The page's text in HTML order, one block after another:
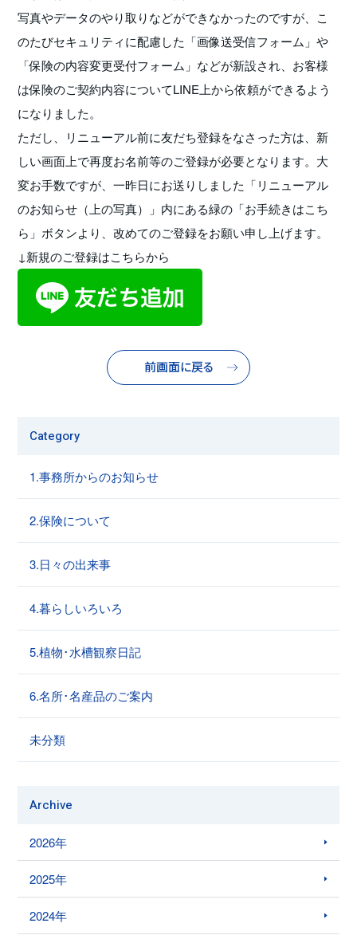
写真やデータのやり取りなどができなかったのですが、こ
のたびセキュリティに配慮した「画像送受信フォーム」や
「保険の内容変更受付フォーム」などが新設され、お客様
は保険のご契約内容についてLINE上から依頼ができるよう
になりました。
ただし、リニューアル前に友だち登録をなさった方は、新
しい画面上で再度お名前等のご登録が必要となります。大
変お手数ですが、一昨日にお送りしました「リニューアル
のお知らせ（上の写真）」内にある緑の「お手続きはこち
ら」ボタンより、改めてのご登録をお願い申し上げます。
↓新規のご登録はこちらから
前画面に戻る
Category
1.事務所からのお知らせ
2.保険について
3.日々の出来事
4.暮らしいろいろ
5.植物･水槽観察日記
6.名所･名産品のご案内
未分類
Archive
2026年
2025年
2024年